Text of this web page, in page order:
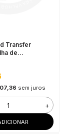
Transfer
de
sem juros
+